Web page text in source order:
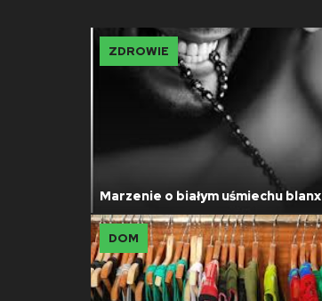
ZDROWIE
Marzenie o białym uśmiechu blanx
DOM